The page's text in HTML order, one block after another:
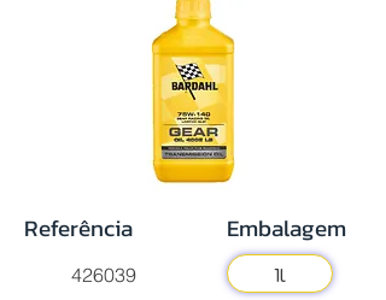
Referência
426039
Embalagem
1l